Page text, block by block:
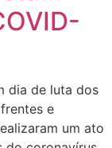
dia de luta dos
e
um ato